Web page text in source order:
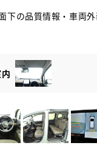
下の品質情報・車両